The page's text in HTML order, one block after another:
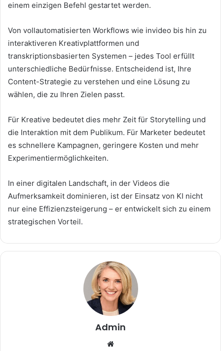
einem einzigen Befehl gestartet werden.
Von vollautomatisierten Workflows wie invideo bis hin zu
interaktiveren Kreativplattformen und
transkriptionsbasierten Systemen – jedes Tool erfüllt
unterschiedliche Bedürfnisse. Entscheidend ist, Ihre
Content-Strategie zu verstehen und eine Lösung zu
wählen, die zu Ihren Zielen passt.
Für Kreative bedeutet dies mehr Zeit für Storytelling und
die Interaktion mit dem Publikum. Für Marketer bedeutet
es schnellere Kampagnen, geringere Kosten und mehr
Experimentiermöglichkeiten.
In einer digitalen Landschaft, in der Videos die
Aufmerksamkeit dominieren, ist der Einsatz von KI nicht
nur eine Effizienzsteigerung – er entwickelt sich zu einem
strategischen Vorteil.
Admin